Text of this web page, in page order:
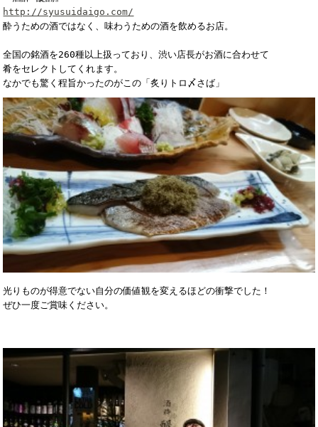
http://syusuidaigo.com/
酔うための酒ではなく、味わうための酒を飲めるお店。
全国の銘酒を260種以上扱っており、渋い店長がお酒に合わせて
肴をセレクトしてくれます。
光りものが得意でない自分の価値観を変えるほどの衝撃でした！
ぜひ一度ご賞味ください。